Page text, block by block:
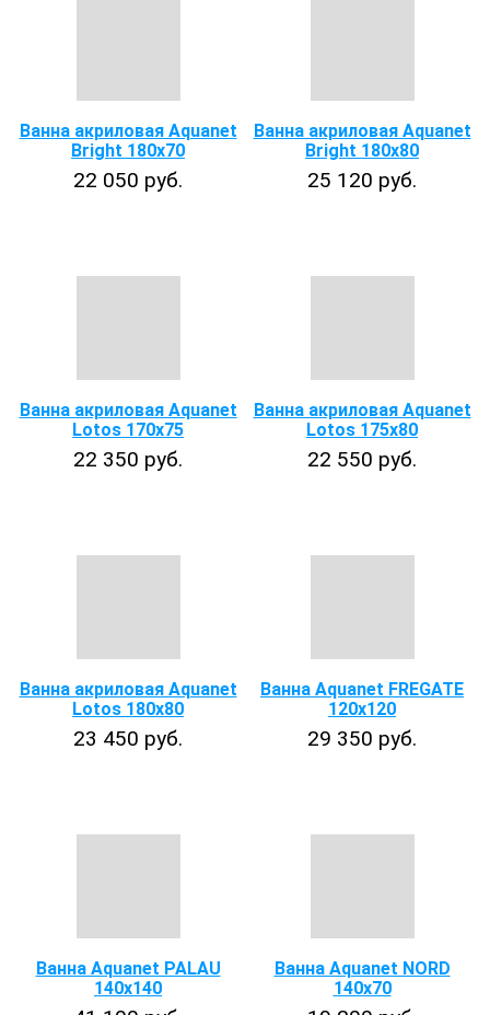
Ванна акриловая Aquanet
Bright 180х70
22 050 руб.
Ванна акриловая Aquanet
Bright 180х80
25 120 руб.
Ванна акриловая Aquanet
Lotos 170x75
22 350 руб.
Ванна акриловая Aquanet
Lotos 175x80
22 550 руб.
Ванна акриловая Aquanet
Lotos 180x80
23 450 руб.
Ванна Aquanet FREGATE
120x120
29 350 руб.
Ванна Aquanet PALAU
140x140
Ванна Aquanet NORD
140x70